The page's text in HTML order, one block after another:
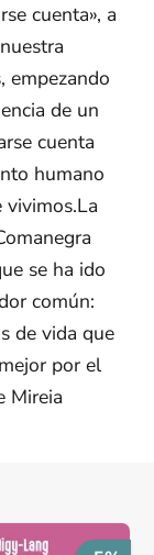
cuenta», a
empezando
de un
cuenta
humano
se ha ido
común:
de vida que
por el
Mireia